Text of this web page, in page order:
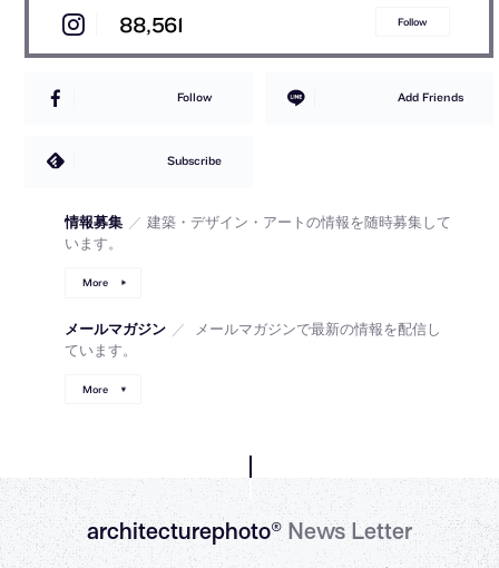
88,561 Follow
Follow Add Friends
Subscribe
情報募集 ／ 建築・デザイン・アートの情報を随時募集して
います。
More
メールマガジン ／
メールマガジンで最新の情報を配信し
ています。
More
architecturephoto®News Letter